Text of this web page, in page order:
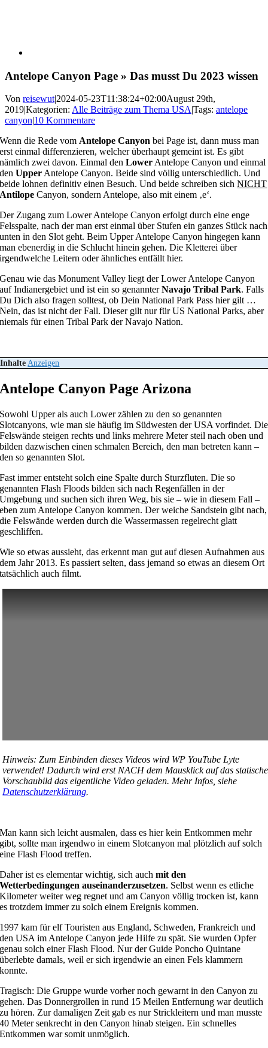
Antelope Canyon Page » Das musst Du 2023 wissen
Von reisewut|2024-05-23T11:38:24+02:00August 29th,
2019|Kategorien: Alle Beiträge zum Thema USA|Tags: antelope
canyon|10 Kommentare
Wenn die Rede vomAntelope Canyon bei Page ist, dann muss man
erst einmal differenzieren, welcher überhaupt gemeint ist. Es gibt
nämlich zwei davon. Einmal denLowerAntelope Canyon und einmal
denUpperAntelope Canyon. Beide sind völlig unterschiedlich. Und
beide lohnen definitiv einen Besuch. Und beide schreiben sichNICHT
Antilope Canyon, sondern Antelope, also mit einem ‚e‘.
Der Zugang zum Lower Antelope Canyon erfolgt durch eine enge
Felsspalte, nach der man erst einmal über Stufen ein ganzes Stück nach
unten in den Slot geht. Beim Upper Antelope Canyon hingegen kann
man ebenerdig in die Schlucht hinein gehen. Die Kletterei über
irgendwelche Leitern oder ähnliches entfällt hier.
Genau wie das Monument Valley liegt der Lower Antelope Canyon
auf Indianergebiet und ist ein so genannterNavajo Tribal Park. Falls
Du Dich also fragen solltest, ob Dein National Park Pass hier gilt …
Nein, das ist nicht der Fall. Dieser gilt nur für US National Parks, aber
niemals für einen Tribal Park der Navajo Nation.
Inhalte Anzeigen
Antelope Canyon Page Arizona
Sowohl Upper als auch Lower zählen zu den so genannten
Slotcanyons, wie man sie häufig im Südwesten der USA vorfindet. Die
Felswände steigen rechts und links mehrere Meter steil nach oben und
bilden dazwischen einen schmalen Bereich, den man betreten kann –
den so genannten Slot.
Fast immer entsteht solch eine Spalte durch Sturzfluten. Die so
genannten Flash Floods bilden sich nach Regenfällen in der
Umgebung und suchen sich ihren Weg, bis sie – wie in diesem Fall –
eben zum Antelope Canyon kommen. Der weiche Sandstein gibt nach,
die Felswände werden durch die Wassermassen regelrecht glatt
geschliffen.
Wie so etwas aussieht, das erkennt man gut auf diesen Aufnahmen aus
dem Jahr 2013. Es passiert selten, dass jemand so etwas an diesem Ort
tatsächlich auch filmt.
Hinweis: Zum Einbinden dieses Videos wird WP YouTube Lyte
verwendet! Dadurch wird erst NACH dem Mausklick auf das statische
Vorschaubild das eigentliche Video geladen. Mehr Infos, siehe
Datenschutzerklärung.
Man kann sich leicht ausmalen, dass es hier kein Entkommen mehr
gibt, sollte man irgendwo in einem Slotcanyon mal plötzlich auf solch
eine Flash Flood treffen.
Daher ist es elementar wichtig, sich auchmit den
Wetterbedingungen auseinanderzusetzen. Selbst wenn es etliche
Kilometer weiter weg regnet und am Canyon völlig trocken ist, kann
es trotzdem immer zu solch einem Ereignis kommen.
1997 kam für elf Touristen aus England, Schweden, Frankreich und
den USA im Antelope Canyon jede Hilfe zu spät. Sie wurden Opfer
genau solch einer Flash Flood. Nur der Guide Poncho Quintane
überlebte damals, weil er sich irgendwie an einen Fels klammern
konnte.
Tragisch: Die Gruppe wurde vorher noch gewarnt in den Canyon zu
gehen. Das Donnergrollen in rund 15 Meilen Entfernung war deutlich
zu hören. Zur damaligen Zeit gab es nur Strickleitern und man musste
40 Meter senkrecht in den Canyon hinab steigen. Ein schnelles
Entkommen war somit unmöglich.